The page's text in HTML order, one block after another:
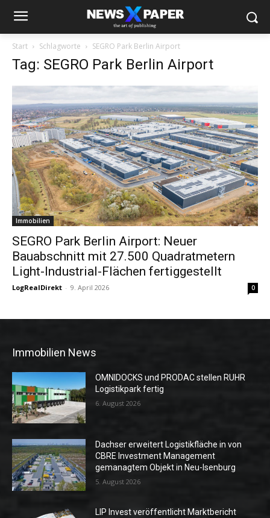
Start Schlagworte SEGRO Park Berlin Airport
Tag: SEGRO Park Berlin Airport
Immobilien
SEGRO Park Berlin Airport: Neuer
Bauabschnitt mit 27.500 Quadratmetern
Light-Industrial-Flächen fertiggestellt
LogRealDirekt - 9. April 2026 0
Immobilien News
OMNIDOCKS und PRODAC stellen RUHR
Logistikpark fertig
6. August 2026
Dachser erweitert Logistikfläche in von
CBRE Investment Management
gemanagtem Objekt in Neu-Isenburg
5. August 2026
LIP Invest veröffentlicht Marktbericht